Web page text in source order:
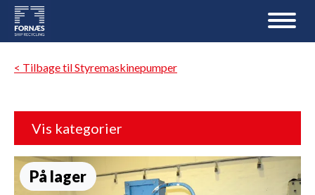
< Tilbage til Styremaskinepumper
Vis kategorier
På lager